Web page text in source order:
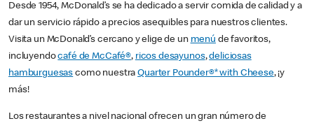
Desde 1954, McDonald’s se ha dedicado a servir comida de calidad y a
dar un servicio rápido a precios asequibles para nuestros clientes.
Visita un McDonald’s cercano y elige de un menú de favoritos,
incluyendocafé de McCafé®, ricos desayunos,deliciosas
hamburguesas como nuestraQuarter Pounder®* with Cheese, ¡y
más!
Los restaurantes a nivel nacional ofrecen un gran número de